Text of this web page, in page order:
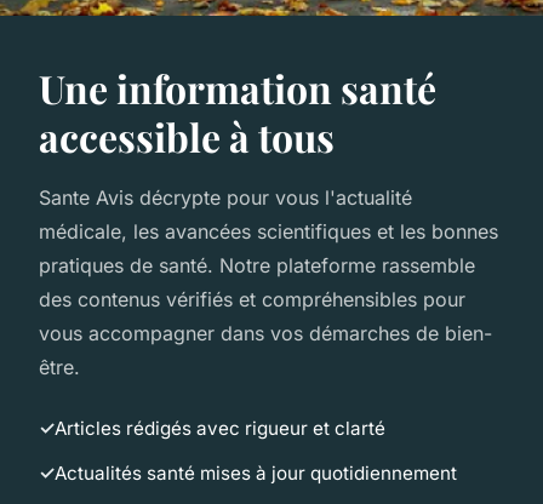
Une information santé
accessible à tous
Sante Avis décrypte pour vous l'actualité
médicale, les avancées scientifiques et les bonnes
pratiques de santé. Notre plateforme rassemble
des contenus vérifiés et compréhensibles pour
vous accompagner dans vos démarches de bien-
être.
Articles rédigés avec rigueur et clarté
Actualités santé mises à jour quotidiennement